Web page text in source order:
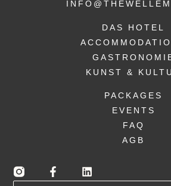
DAS HOTEL
KUNST &
PACKAGES
EVENTS
FAQ
AGB